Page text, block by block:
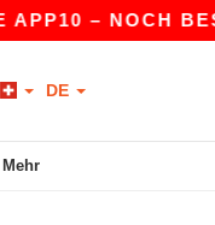
– NOCH
DE
Mehr